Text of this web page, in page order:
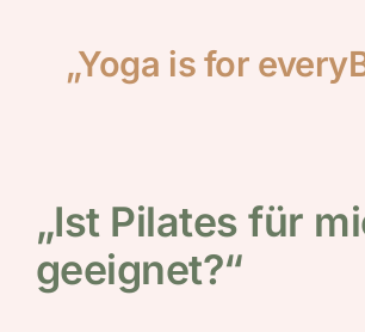
„Yoga is for
„Ist Pilates für
geeignet?“